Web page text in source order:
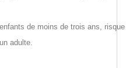
aux enfants de moins de
d'un adulte.